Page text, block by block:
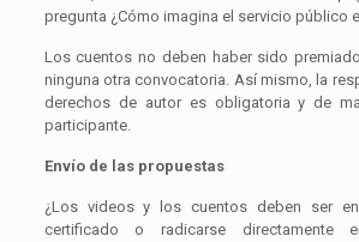
pregunta ¿Cómo imagina el servicio público
Los cuentos no deben haber sido
ninguna otra convocatoria. Así mismo, la
derechos de autor es obligatoria y de
participante.
Envío de las propuestas
¿Los videos y los cuentos deben ser
certificado o radicarse directamente